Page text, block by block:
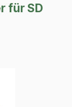
für SD